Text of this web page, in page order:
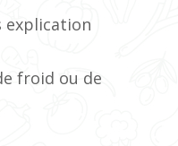
explication
froid ou de